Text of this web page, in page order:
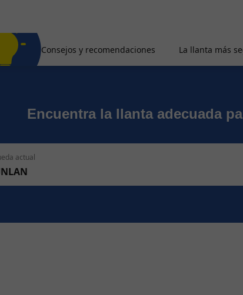
Consejos y recomendaciones La llanta más
Encuentra la llanta adecuada
actual